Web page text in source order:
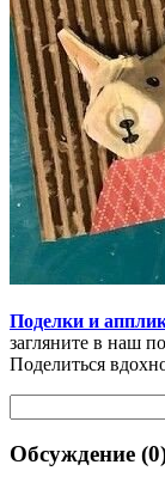
Поделки и
загляните в наш
Поделиться
Обсуждение